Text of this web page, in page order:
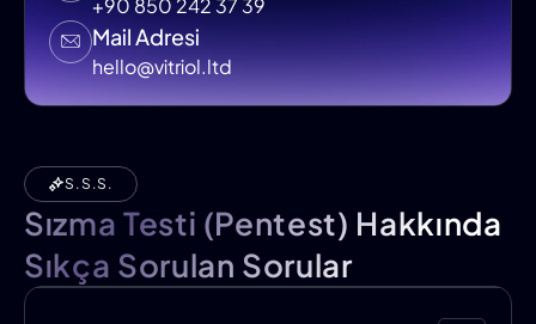
+90 850 242 37 39
Mail Adresi
hello@vitriol.ltd
S.S.S.
Sızma Testi (Pentest) Hakkında
Sıkça Sorulan Sorular